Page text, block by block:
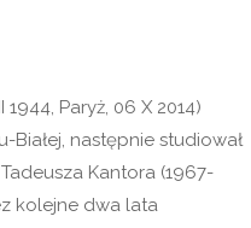
Paryż, 06 X 2014)
następnie studiował
Kantora (1967-
kolejne dwa lata